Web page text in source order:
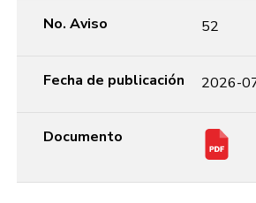
No. Aviso 52
Fecha de publicación 2026-
Documento